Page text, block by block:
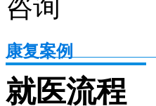
康复案例
就医流程